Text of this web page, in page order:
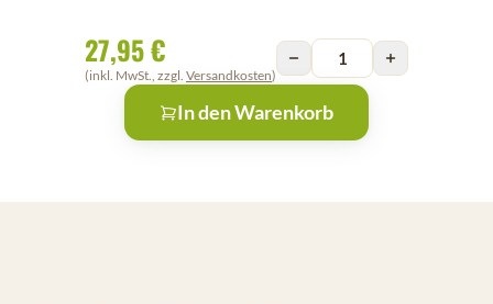
27,95 €
(inkl. MwSt., zzgl. Versandkosten)
In den Warenkorb